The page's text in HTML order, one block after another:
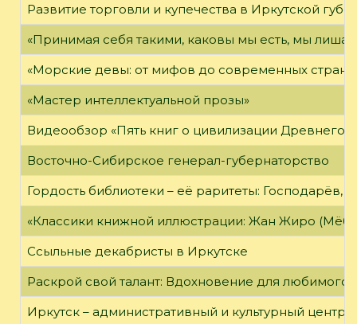
Развитие торговли и купечества в Иркутской
«Принимая себя такими, каковы мы есть, мы
«Морские девы: от мифов до современных
«Мастер интеллектуальной прозы»
Видеообзор «Пять книг о цивилизации Древнего
Восточно-Сибирское генерал-губернаторство
Гордость библиотеки – её раритеты:
«Классики книжной иллюстрации: Жан Жиро
Ссыльные декабристы в Иркутске
Раскрой свой талант: Вдохновение для любимого
Иркутск – административный и культурный центр